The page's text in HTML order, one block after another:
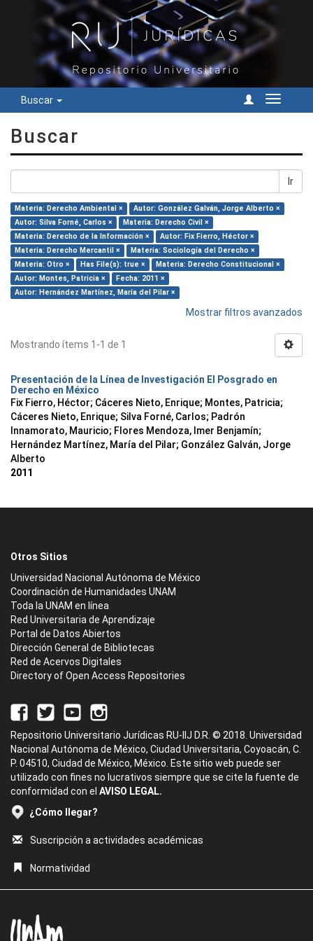
Buscar
Cambiar
Buscar
Ir
Materia: Derecho Ambiental ×
Autor: González Galván, Jorge Alberto ×
Autor: Silva Forné, Carlos ×
Materia: Derecho Civil ×
Materia: Derecho de la Información ×
Autor: Fix Fierro, Héctor ×
Materia: Derecho Mercantil ×
Materia: Sociología del Derecho ×
Materia: Otro ×
Has File(s): true ×
Materia: Derecho Constitucional ×
Autor: Montes, Patricia ×
Fecha: 2011 ×
Autor: Hernández Martínez, María del Pilar ×
Mostrar filtros avanzados
Mostrando ítems 1-1 de 1
Presentación de la Línea de Investigación El Posgrado en
Derecho en México
Fix Fierro, Héctor; Cáceres Nieto, Enrique; Montes, Patricia;
Cáceres Nieto, Enrique; Silva Forné, Carlos; Padrón
Innamorato, Mauricio; Flores Mendoza, Imer Benjamín;
Hernández Martínez, María del Pilar; González Galván, Jorge
Alberto
2011
Otros Sitios
Universidad Nacional Autónoma de México
Coordinación de Humanidades UNAM
Toda la UNAM en línea
Red Universitaria de Aprendizaje
Portal de Datos Abiertos
Dirección General de Bibliotecas
Red de Acervos Digitales
Directory of Open Access Repositories
Repositorio Universitario Jurídicas RU-IIJ D.R. © 2018. Universidad
Nacional Autónoma de México, Ciudad Universitaria, Coyoacán, C.
P. 04510, Ciudad de México, México. Este sitio web puede ser
utilizado con fines no lucrativos siempre que se cite la fuente de
conformidad con el AVISO LEGAL.
¿Cómo llegar?
Suscripción a actividades académicas
Normatividad